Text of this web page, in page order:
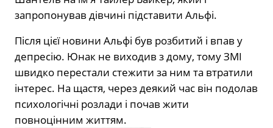
запропонував дівчині підставити Альфі.
Після цієї новини Альфі був розбитий і впав у
депресію. Юнак не виходив з дому, тому ЗМІ
швидко перестали стежити за ним та втратили
інтерес. На щастя, через деякий час він подолав
психологічні розлади і почав жити
повноцінним життям.